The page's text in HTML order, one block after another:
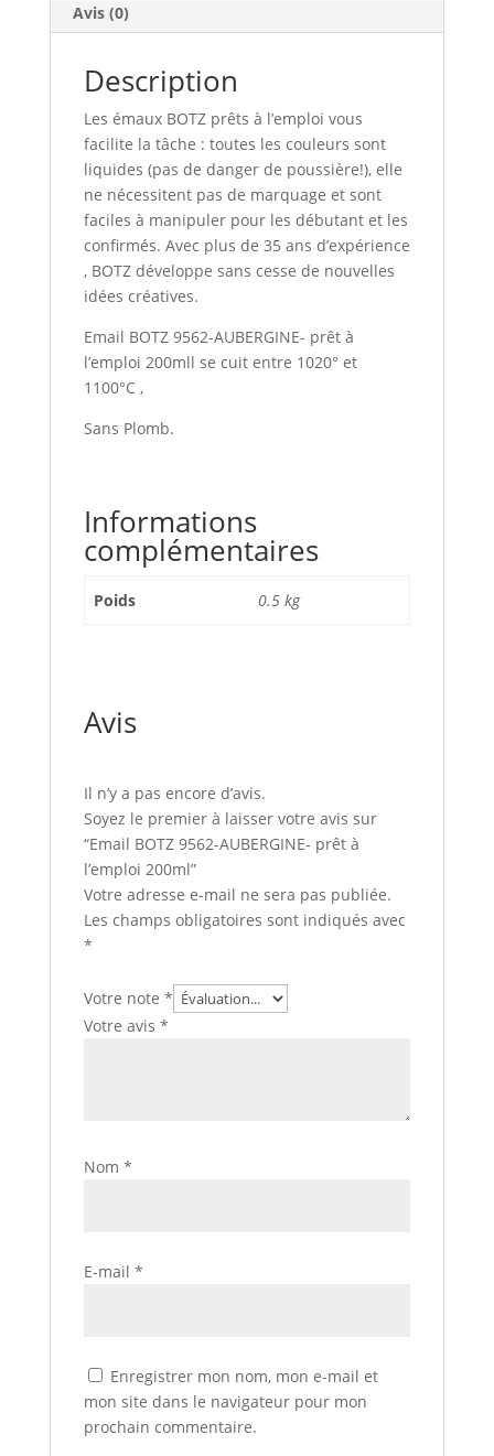
Avis (0)
Description
Les émaux BOTZ prêts à l’emploi vous
facilite la tâche : toutes les couleurs sont
liquides (pas de danger de poussière!), elle
ne nécessitent pas de marquage et sont
faciles à manipuler pour les débutant et les
confirmés. Avec plus de 35 ans d’expérience
, BOTZ développe sans cesse de nouvelles
idées créatives.
Email BOTZ 9562-AUBERGINE- prêt à
l’emploi 200mll se cuit entre 1020° et
1100°C ,
Sans Plomb.
Informations
complémentaires
Poids 0.5 kg
Avis
Il n’y a pas encore d’avis.
Soyez le premier à laisser votre avis sur
“Email BOTZ 9562-AUBERGINE- prêt à
l’emploi 200ml”
Votre adresse e-mail ne sera pas publiée.
Les champs obligatoires sont indiqués avec
*
Votre note *
Votre avis *
Nom *
E-mail *
Enregistrer mon nom, mon e-mail et
mon site dans le navigateur pour mon
prochain commentaire.